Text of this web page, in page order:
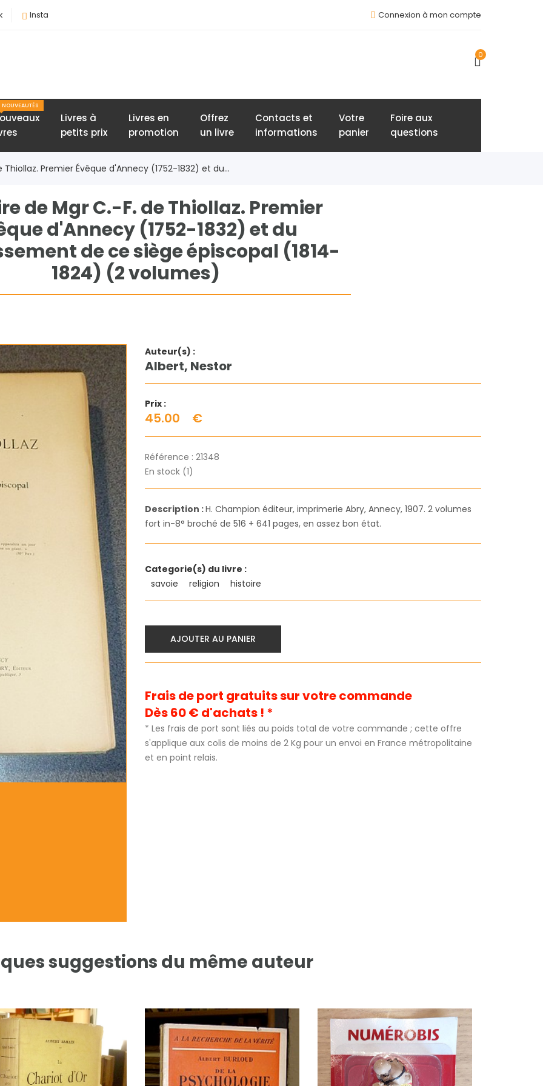
Insta Connexion à mon compte
0
NOUVEAUTÉS
Livres à
petits prix
Livres en
promotion
Offrez
un livre
Contacts et
informations
Votre
panier
Foire aux
questions
Premier Évêque d'Annecy (1752-1832) et du...
de Mgr C.-F. de Thiollaz. Premier
d'Annecy (1752-1832) et du
de ce siège épiscopal (1814-
1824) (2 volumes)
Auteur(s) :
Albert, Nestor
Prix :
45.00 €
Référence : 21348
En stock (1)
Description :H. Champion éditeur, imprimerie Abry, Annecy, 1907. 2 volumes
fort in-8° broché de 516 + 641 pages, en assez bon état.
Categorie(s) du livre :
savoie
religion histoire
AJOUTER AU PANIER
Frais de port gratuits sur votre commande
Dès 60 € d'achats ! *
* Les frais de port sont liés au poids total de votre commande ; cette offre
s'applique aux colis de moins de 2 Kg pour un envoi en France métropolitaine
et en point relais.
suggestions du même auteur